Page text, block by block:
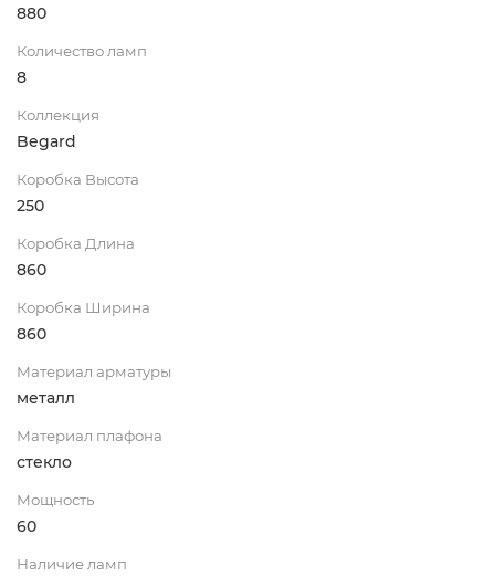
880
Количество ламп
8
Коллекция
Begard
Коробка Высота
250
Коробка Длина
860
Коробка Ширина
860
Материал арматуры
металл
Материал плафона
стекло
Мощность
60
Наличие ламп